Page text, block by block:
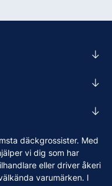
däckgrossister. Med
vi dig som har
eller driver åkeri
varumärken. I
15.00.